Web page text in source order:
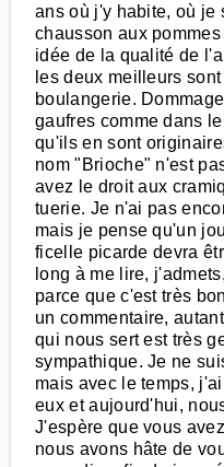
ans où j'y habite, où je
chausson aux
idée de la qualité de
les deux meilleurs
boulangerie.
gaufres comme dans
qu'ils en sont
nom "Brioche" n'est
avez le droit aux
tuerie. Je n'ai pas
mais je pense qu'un
ficelle picarde devra
long à me lire,
parce que c'est très
un commentaire,
qui nous sert est très
sympathique. Je ne
mais avec le temps,
eux et aujourd'hui,
J'espère que vous
nous avons hâte de